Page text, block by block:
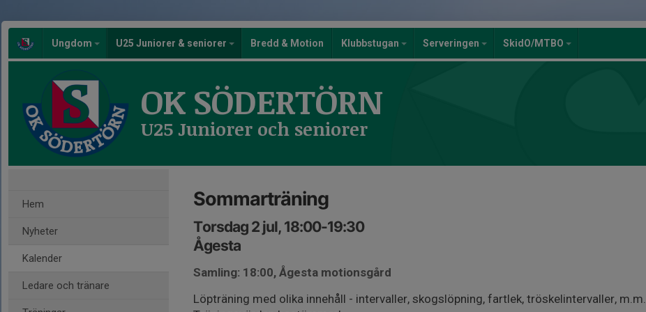
Ungdom U25 Juniorer & seniorer Bredd & Motion Klubbstugan Serveringen SkidO/MTBO
OK SÖDERTÖRN
U25 Juniorer och seniorer
Hem
Nyheter
Kalender
Ledare och tränare
Sommarträning
Torsdag 2 jul, 18:00-19:30
Ågesta
Samling: 18:00, Ågesta motionsgård
Löpträning med olika innehåll - intervaller, skogslöpning, fartlek, tröskelintervaller, m.m.